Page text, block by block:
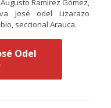
Ramírez Gómez,
José odel Lizarazo
seccional Arauca.
Odel